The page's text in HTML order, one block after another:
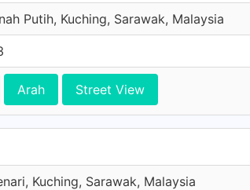
Putih, Kuching, Sarawak, Malaysia
Arah Street View
Kuching, Sarawak, Malaysia